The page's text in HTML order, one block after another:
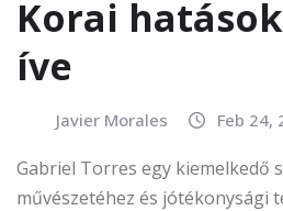
Korai
íve
Javier Morales Feb 24,
Gabriel Torres egy kiemelkedő
művészetéhez és jótékonysági